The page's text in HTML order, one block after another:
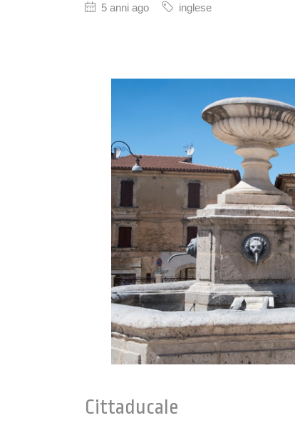
5 anni ago inglese
Cittaducale